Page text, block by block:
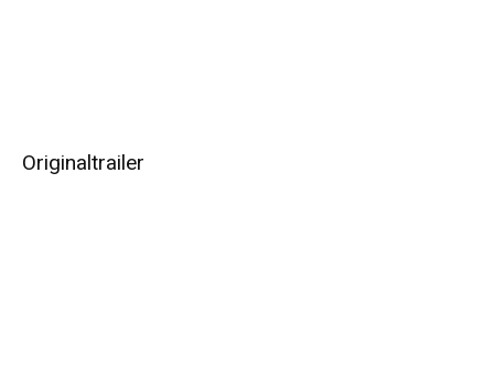
Originaltrailer